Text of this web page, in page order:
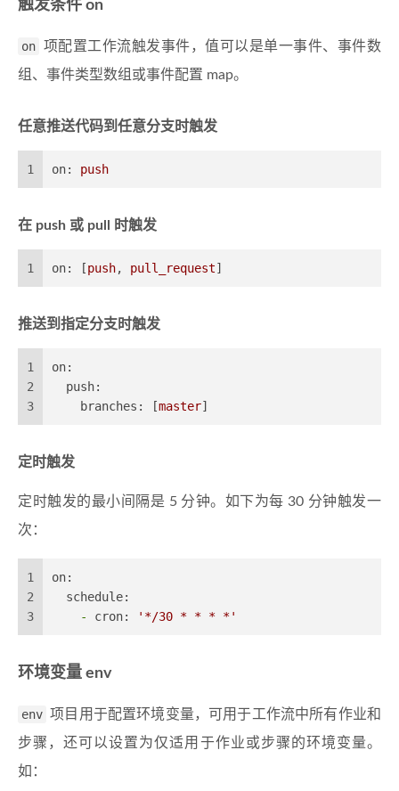
触发条件 on
on 项配置工作流触发事件，值可以是单一事件、事件数
组、事件类型数组或事件配置 map。
任意推送代码到任意分支时触发
1 on: push
在 push 或 pull 时触发
1 on: [push, pull_request]
推送到指定分支时触发
1
2
3
on:
push:
branches:
[master]
定时触发
定时触发的最小间隔是 5 分钟。如下为每 30 分钟触发一
次：
1
2
3
on:
schedule:
-
cron: '*/30 * * * *'
环境变量 env
env 项目用于配置环境变量，可用于工作流中所有作业和
步骤，还可以设置为仅适用于作业或步骤的环境变量。
如：